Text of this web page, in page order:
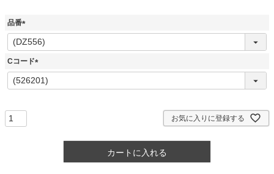
品番
(
必
須
Cコード
(
必
お気に入りに登録する
カートに入れる